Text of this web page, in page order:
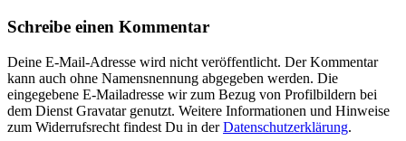
Schreibe einen Kommentar
Deine E-Mail-Adresse wird nicht veröffentlicht. Der Kommentar
kann auch ohne Namensnennung abgegeben werden. Die
eingegebene E-Mailadresse wir zum Bezug von Profilbildern bei
dem Dienst Gravatar genutzt. Weitere Informationen und Hinweise
zum Widerrufsrecht findest Du in derDatenschutzerklärung.